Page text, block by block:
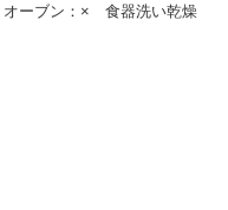
ーブン：× 食器洗い乾燥